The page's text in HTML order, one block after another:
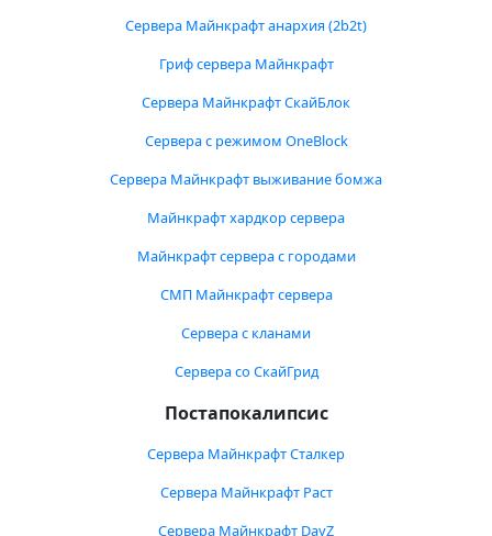
Сервера Майнкрафт анархия (2b2t)
Гриф сервера Майнкрафт
Сервера Майнкрафт СкайБлок
Сервера с режимом OneBlock
Сервера Майнкрафт выживание бомжа
Майнкрафт хардкор сервера
Майнкрафт сервера с городами
СМП Майнкрафт сервера
Сервера с кланами
Сервера со СкайГрид
Постапокалипсис
Сервера Майнкрафт Сталкер
Сервера Майнкрафт Раст
Сервера Майнкрафт DayZ